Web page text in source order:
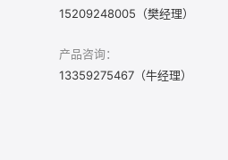
15209248005（樊经理）
产品咨询：
13359275467（牛经理）